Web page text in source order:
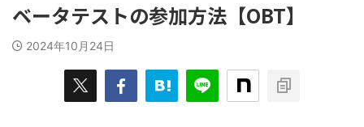
ベータテストの参加方法【OBT】
2024年10月24日